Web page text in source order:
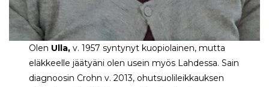
Olen Ulla, v. 1957 syntynyt kuopiolainen, mutta
eläkkeelle jäätyäni olen usein myös Lahdessa. Sain
diagnoosin Crohn v. 2013, ohutsuolileikkauksen